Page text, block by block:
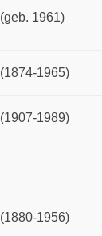
(geb. 1961)
(1874-1965)
(1907-1989)
(1880-1956)